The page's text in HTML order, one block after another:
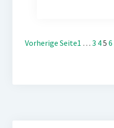
Vorherige Seite1 … 3 45 6